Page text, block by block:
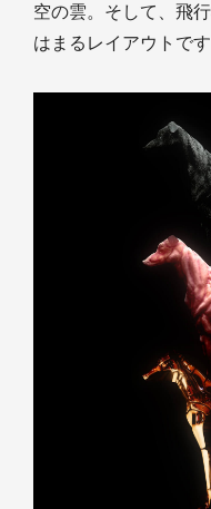
空の雲。そして、飛
はまるレイアウトです